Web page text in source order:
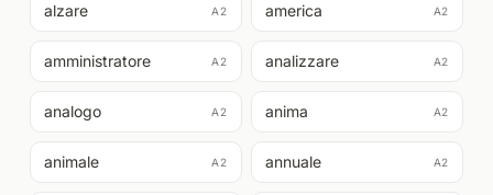
alzare A2 america A2
amministratore A2 analizzare A2
analogo A2 anima A2
animale A2 annuale A2